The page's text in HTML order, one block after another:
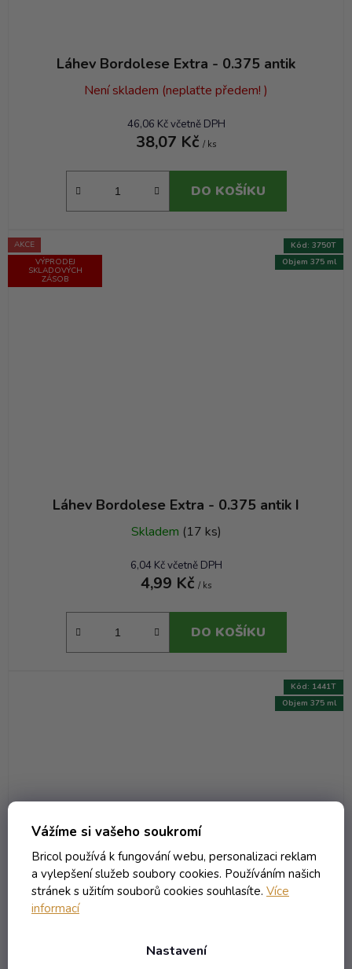
Vážíme si vašeho soukromí
Bricol používá k fungování webu, personalizaci reklam
a vylepšení služeb soubory cookies. Používáním našich
stránek s užitím souborů cookies souhlasíte. Více
informací
Nastavení
Láhev Bordolese Extra - 0.375 antik
Není skladem (neplaťte předem! )
46,06 Kč včetně DPH
38,07 Kč / ks
DO KOŠÍKU
AKCE
VÝPRODEJ
SKLADOVÝCH
ZÁSOB
Láhev Bordolese Extra - 0.375 antik I
Skladem (17 ks)
6,04 Kč včetně DPH
4,99 Kč / ks
DO KOŠÍKU
Objem 375 ml
Kód: 3750T
Láhev Bordolese - 0.375 polobílá
Objem 375 ml
Kód: 1441T